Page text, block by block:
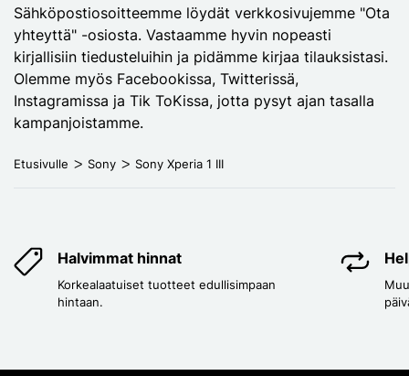
Sähköpostiosoitteemme löydät verkkosivujemme "Ota
yhteyttä" -osiosta. Vastaamme hyvin nopeasti
kirjallisiin tiedusteluihin ja pidämme kirjaa tilauksistasi.
Olemme myös Facebookissa, Twitterissä,
Instagramissa ja Tik ToKissa, jotta pysyt ajan tasalla
kampanjoistamme.
Etusivulle Sony Sony Xperia 1 III
Halvimmat hinnat
Korkealaatuiset tuotteet edullisimpaan
hintaan.